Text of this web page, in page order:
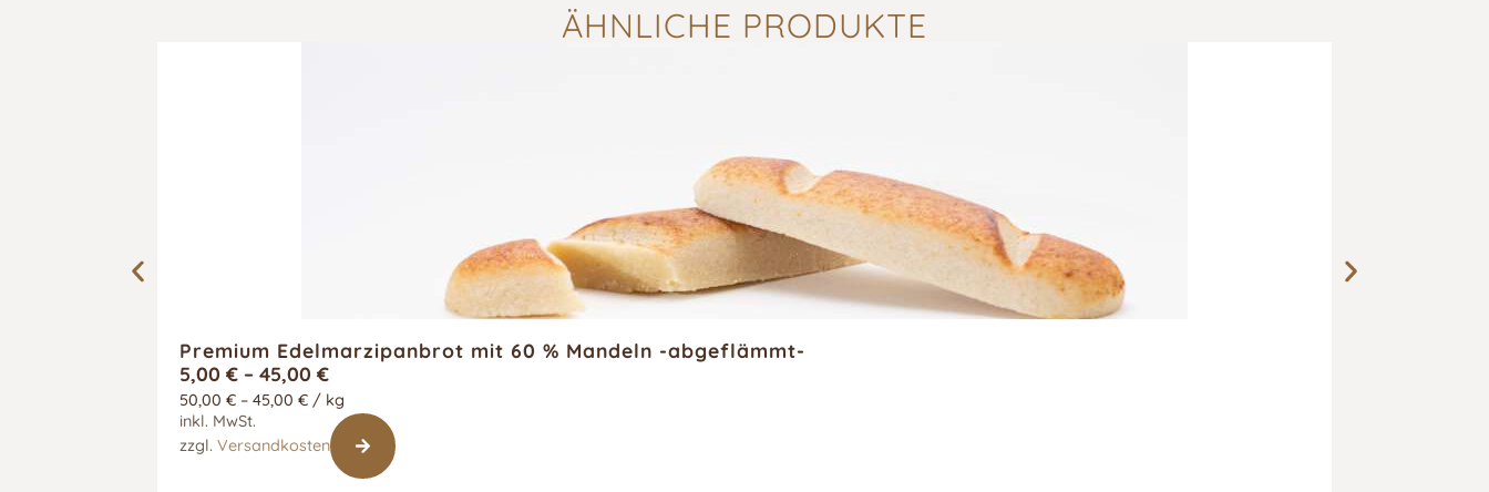
ÄHNLICHE PRODUKTE
Premium Edelmarzipanbrot mit 60 % Mandeln -abgeflämmt-
5,00 € – 45,00 €
50,00 € – 45,00 € / kg
inkl. MwSt.
zzgl. Versandkosten